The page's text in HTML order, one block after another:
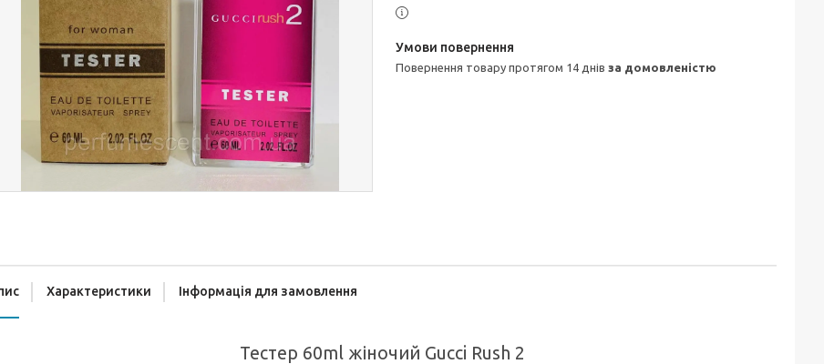
повернення товару протягом 14 днів за домовленістю
Характеристики Інформація для замовлення
Тестер 60ml жіночий Gucci Rush 2